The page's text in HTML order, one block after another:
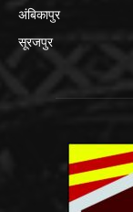
अंबिकापुर
सूरजपुर